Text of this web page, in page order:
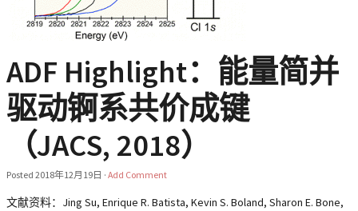
ADF Highlight：能量简并
驱动锕系共价成键
（JACS, 2018）
Posted 2018年12月19日 · Add Comment
文献资料：Jing Su, Enrique R. Batista, Kevin S. Boland, Sharon E. Bone,